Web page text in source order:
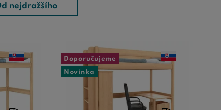
nejdražšího
Doporučujeme
Novinka